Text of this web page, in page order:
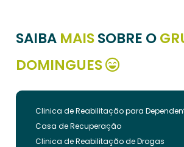
SAIBA MAISSOBRE O
DOMINGUES
Clinica de Reabilitação para
Casa de Recuperação
Clinica de Reabilitação de Drogas